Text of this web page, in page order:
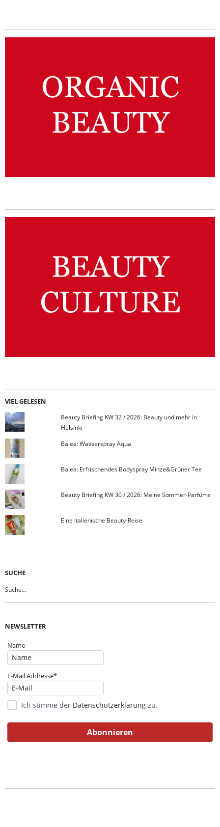
VIEL GELESEN
Beauty Briefing KW 32 / 2026: Beauty und mehr in
Helsinki
Balea: Wasserspray Aqua
Balea: Erfrischendes Bodyspray Minze&Grüner Tee
Beauty Briefing KW 30 / 2026: Meine Sommer-Parfüms
Eine italienische Beauty-Reise
SUCHE
NEWSLETTER
Name
E-Mail Addresse*
Ich stimme der Datenschutzerklärung zu.